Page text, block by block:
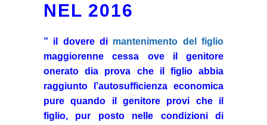
NEL 2016
” il dovere di mantenimento del figlio
maggiorenne cessa ove il genitore
onerato dia prova che il figlio abbia
raggiunto l’autosufficienza economica
pure quando il genitore provi che il
figlio, pur posto nelle condizioni di